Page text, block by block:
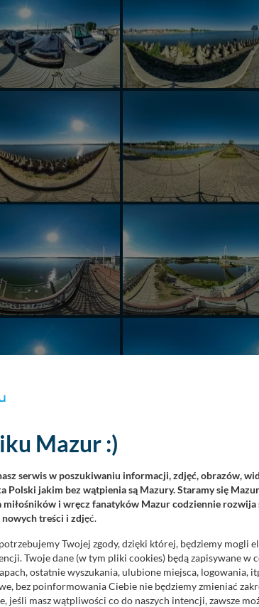
Mazur :)
serwis w poszukiwaniu informacji, zdjęć, obrazów,
Polski jakim bez wątpienia są Mazury. Staramy się
miłośników i wręcz fanatyków Mazur codziennie rozwija
treści i zdjęć.
Twojej zgody, dzięki której, będziemy mogli
Twoje dane (w tym pliki cookies) będą zapisywane w
ostatnie wyszukania, ulubione miejsca, logowania,
bez poinformowania Ciebie nie będziemy zmieniać
jeśli masz wątpliwości co do naszych intencji, zawsze